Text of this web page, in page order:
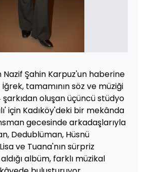
Nazif Şahin Karpuz'un haberine
tamamının söz ve müziği
şarkıdan oluşan üçüncü stüdyo
için Kadıköy'deki bir mekânda
gecesinde arkadaşlarıyla
Dedublüman, Hüsnü
ve Tuana'nın sürpriz
albüm, farklı müzikal